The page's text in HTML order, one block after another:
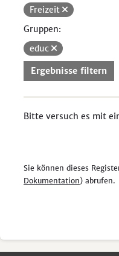
Freizeit
Gruppen:
educ
Ergebnisse filtern
Bitte versuch es mit
Sie können dieses
Dokumentation) abrufen.